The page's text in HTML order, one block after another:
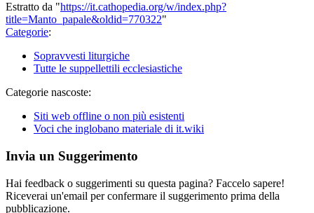
Estratto da "https://it.cathopedia.org/w/index.php?
title=Manto_papale&oldid=770322"
Categorie:
Sopravvesti liturgiche
Tutte le suppellettili ecclesiastiche
Categorie nascoste:
Siti web offline o non più esistenti
Voci che inglobano materiale di it.wiki
Invia un Suggerimento
Hai feedback o suggerimenti su questa pagina? Faccelo sapere!
Riceverai un'email per confermare il suggerimento prima della
pubblicazione.